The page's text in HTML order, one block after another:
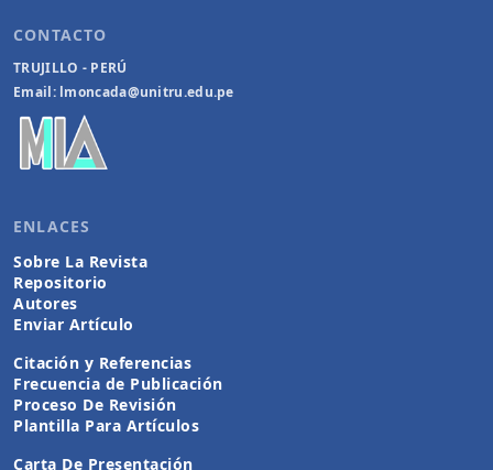
CONTACTO
TRUJILLO - PERÚ
Email: lmoncada@unitru.edu.pe
ENLACES
Sobre La Revista
Repositorio
Autores
Enviar Artículo
Citación y Referencias
Frecuencia de Publicación
Proceso De Revisión
Plantilla Para Artículos
Carta De Presentación